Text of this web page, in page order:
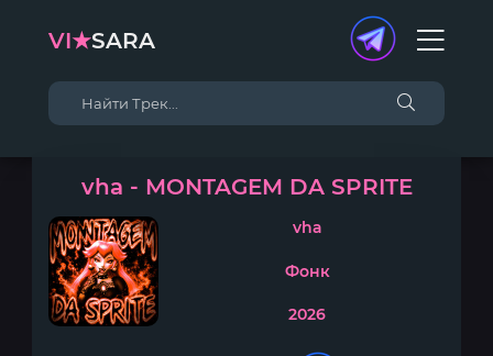
VI★SARA
vha - MONTAGEM DA SPRITE
vha
Фонк
2026